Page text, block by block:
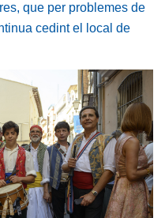
que per problemes de
cedint el local de